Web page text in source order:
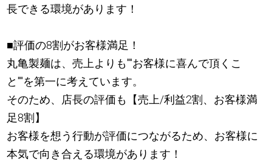
長できる環境があります！
■評価の8割がお客様満足！
丸亀製麺は、売上よりも""お客様に喜んで頂くこ
と""を第一に考えています。
そのため、店長の評価も【売上/利益2割、お客様満
足8割】
お客様を想う行動が評価につながるため、お客様に
本気で向き合える環境があります！